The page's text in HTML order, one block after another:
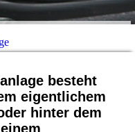
besteht
eigentlichem
hinter dem